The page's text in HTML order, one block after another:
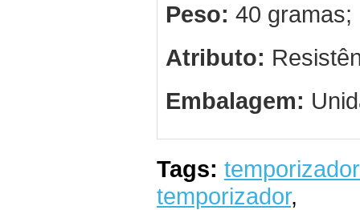
Peso: 40 gramas;
Atributo:
Embalagem:
Tags:
temporizador,